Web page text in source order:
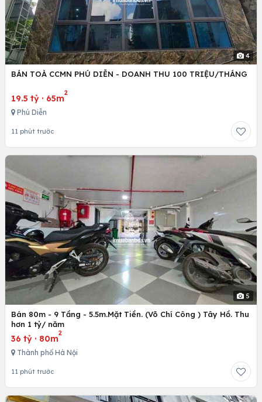
4
BÁN TOÀ CCMN PHÚ DIỄN - DOANH THU 100 TRIỆU/THÁNG
19.5 tỷ · 65m
2
Phú Diễn
11 phút trước
5
Bán 80m - 9 Tầng - 5.5m.Mặt Tiền. (Võ Chí Công ) Tây Hồ. Thu
hơn 1 tỷ/ năm
36 tỷ · 80m
2
Thành phố Hà Nội
11 phút trước